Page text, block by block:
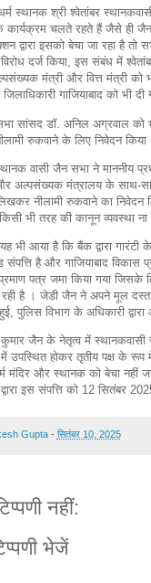
स्थानक श्री श्वेतांबर
कार्यक्रम चलते रहते हैं जैसे ही
द्वारा इसको बेचा जा रहा है तो
दर्ज किया, इस संबंध में
मंत्री और वित्त मंत्री को
जिलाधिकारी गाजियाबाद को भी दी
सांसद डॉ. अनिल अग्रवाल
रुकवाने के लिए निवेदन किया
वासी जैन सभा ने माननीय
अल्पसंख्यक मंत्रालय के साथ-साथ
नीलामी रुकवाने का
भी तरह की कानून व्यवस्था ना
यह भी आया है कि बैंक द्वारा
संपत्ति है और गाजियाबाद विकास
प्रमाण पत्र जमा किया गया
है । जेडी जैन ने अपने मूल
पुलिस विभाग के अधिकारी
जैन के नेतृत्व में स्थानकवासी
में उपस्थित होकर तृतीय पक्ष के रूप
मंदिर और स्थानक को बेचा नहीं
इस संपत्ति को 12 सितंबर
Gupta - सितंबर 10, 2025
नहीं:
भेजें